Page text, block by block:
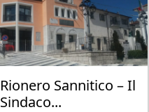
Rionero Sannitico – Il
Sindaco...